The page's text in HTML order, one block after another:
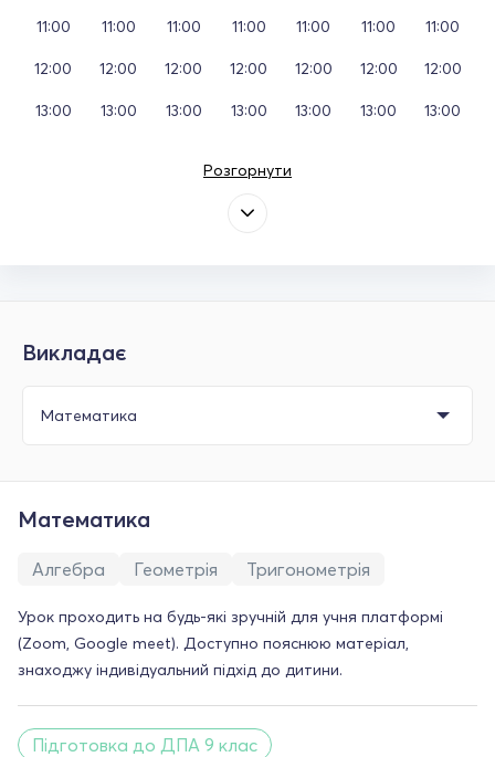
11:00
12:00
13:00
11:00
12:00
13:00
11:00
12:00
13:00
11:00
12:00
13:00
11:00
12:00
13:00
11:00
12:00
13:00
11:00
12:00
13:00
Розгорнути
Викладає
Математика
Алгебра Геометрія Тригонометрія
Урок проходить на будь-які зручній для учня платформі
(Zoom, Google meet). Доступно пояснюю матеріал,
знаходжу індивідуальний підхід до дитини.
Підготовка до ДПА 9 клас